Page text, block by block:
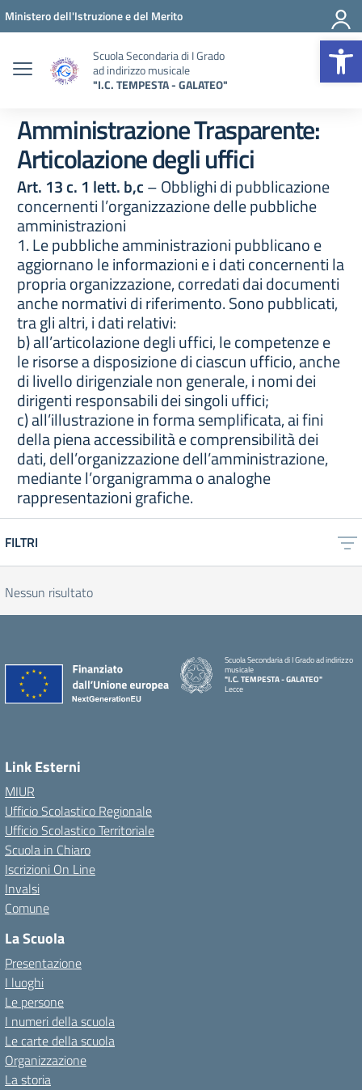
Vai ai contenuti
Vai al menu di navigazione
Vai al footer
Ministero dell'Istruzione e del Merito
Scuola Secondaria di I Grado
ad indirizzo musicale
"I.C. TEMPESTA - GALATEO"
Amministrazione Trasparente:
Articolazione degli uffici
Art. 13 c. 1 lett. b,c– Obblighi di pubblicazione
concernenti l’organizzazione delle pubbliche
amministrazioni
1. Le pubbliche amministrazioni pubblicano e
aggiornano le informazioni e i dati concernenti la
propria organizzazione, corredati dai documenti
anche normativi di riferimento. Sono pubblicati,
tra gli altri, i dati relativi:
b) all’articolazione degli uffici, le competenze e
le risorse a disposizione di ciascun ufficio, anche
di livello dirigenziale non generale, i nomi dei
dirigenti responsabili dei singoli uffici;
c) all’illustrazione in forma semplificata, ai fini
della piena accessibilità e comprensibilità dei
dati, dell’organizzazione dell’amministrazione,
mediante l’organigramma o analoghe
rappresentazioni grafiche.
FILTRI
Nessun risultato
Scuola Secondaria di I Grado ad indirizzo
musicale
"I.C. TEMPESTA - GALATEO"
Lecce
Link Esterni
MIUR
Ufficio Scolastico Regionale
Ufficio Scolastico Territoriale
Scuola in Chiaro
Iscrizioni On Line
Invalsi
Comune
La Scuola
Presentazione
I luoghi
Le persone
I numeri della scuola
Le carte della scuola
Organizzazione
La storia